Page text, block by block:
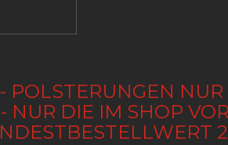
POLSTERUNGEN
NUR DIE IM SHOP